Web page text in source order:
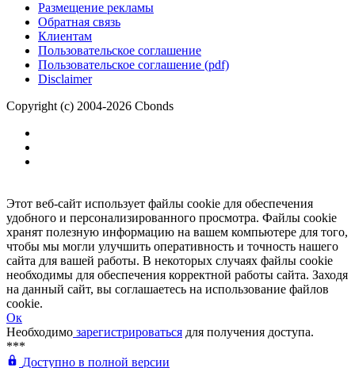
Размещение рекламы
Обратная связь
Клиентам
Пользовательское соглашение
Пользовательское соглашение (pdf)
Disclaimer
Copyright (c) 2004-2026 Cbonds
Этот веб-сайт использует файлы cookie для обеспечения
удобного и персонализированного просмотра. Файлы cookie
хранят полезную информацию на вашем компьютере для того,
чтобы мы могли улучшить оперативность и точность нашего
сайта для вашей работы. В некоторых случаях файлы cookie
необходимы для обеспечения корректной работы сайта. Заходя
на данный сайт, вы соглашаетесь на использование файлов
cookie.
Ок
Необходимо зарегистрироваться для получения доступа.
***
Доступно в полной версии